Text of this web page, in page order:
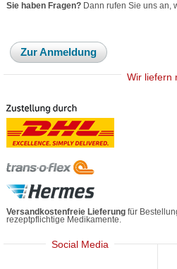
Sie haben Fragen? Dann rufen Sie uns an,
Zur Anmeldung
Wir liefern
Versandkostenfreie Lieferung für
rezeptpflichtige Medikamente.
Social Media